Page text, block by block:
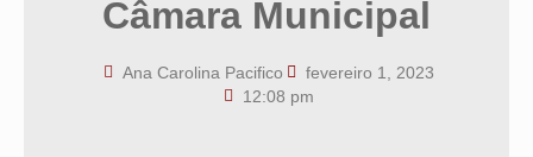
Câmara Municipal
Ana Carolina Pacifico
fevereiro 1, 2023
12:08 pm